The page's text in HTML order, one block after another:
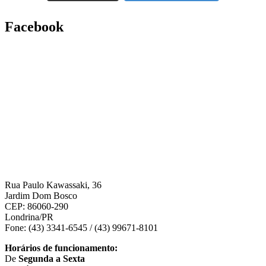
Facebook
Rua Paulo Kawassaki, 36
Jardim Dom Bosco
CEP: 86060-290
Londrina/PR
Fone: (43) 3341-6545 / (43) 99671-8101
Horários de funcionamento:
De Segunda a Sexta